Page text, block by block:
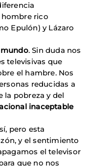
rico
Epulón) y Lázaro
mundo. Sin duda nos
televisivas que
el hambre. Nos
reducidas a
la pobreza y del
inaceptable
pero esta
y el sentimiento
el televisor
que no nos